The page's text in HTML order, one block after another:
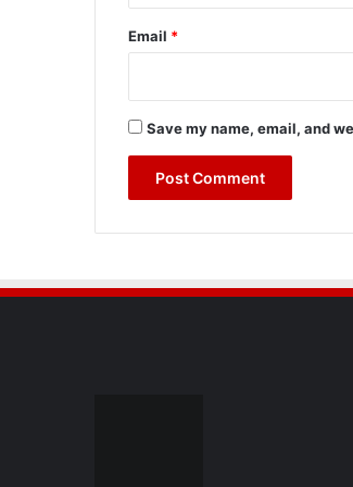
Email *
Save my name, email, and